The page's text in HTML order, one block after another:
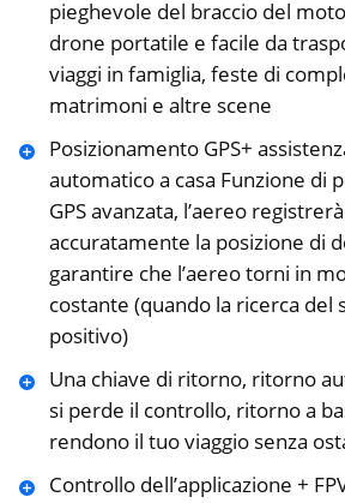
pieghevole del braccio del
drone portatile e facile da
viaggi in famiglia, feste di
matrimoni e altre scene
Posizionamento GPS+
automatico a casa Funzione di
GPS avanzata, l’aereo
accuratamente la posizione di
garantire che l’aereo torni in
costante (quando la ricerca del
positivo)
Una chiave di ritorno, ritorno
si perde il controllo, ritorno a
rendono il tuo viaggio senza
Controllo dell’applicazione +